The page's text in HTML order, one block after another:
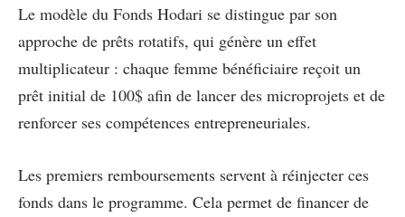
Le modèle du Fonds Hodari se distingue par son
approche de prêts rotatifs, qui génère un effet
multiplicateur : chaque femme bénéficiaire reçoit un
prêt initial de 100$ afin de lancer des microprojets et de
renforcer ses compétences entrepreneuriales.
Les premiers remboursements servent à réinjecter ces
fonds dans le programme. Cela permet de financer de